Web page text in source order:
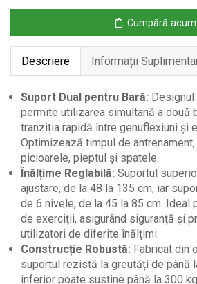
2
Niveluri,
110x91x145
cm
Cumpără acum
Descriere Informații
Suport Dual pentru Bară:
permite utilizarea simultană a două
tranziția rapidă între genuflexiuni și
Optimizează timpul de
picioarele, pieptul și spatele.
Înălțime Reglabilă: Suportul
ajustare, de la 48 la 135 cm, iar
de 6 nivele, de la 45 la 85 cm. Ideal
de exerciții, asigurând siguranță și
utilizatori de diferite înălțimi.
Construcție Robustă: Fabricat din
suportul rezistă la greutăți de până
inferior poate susține până la 300